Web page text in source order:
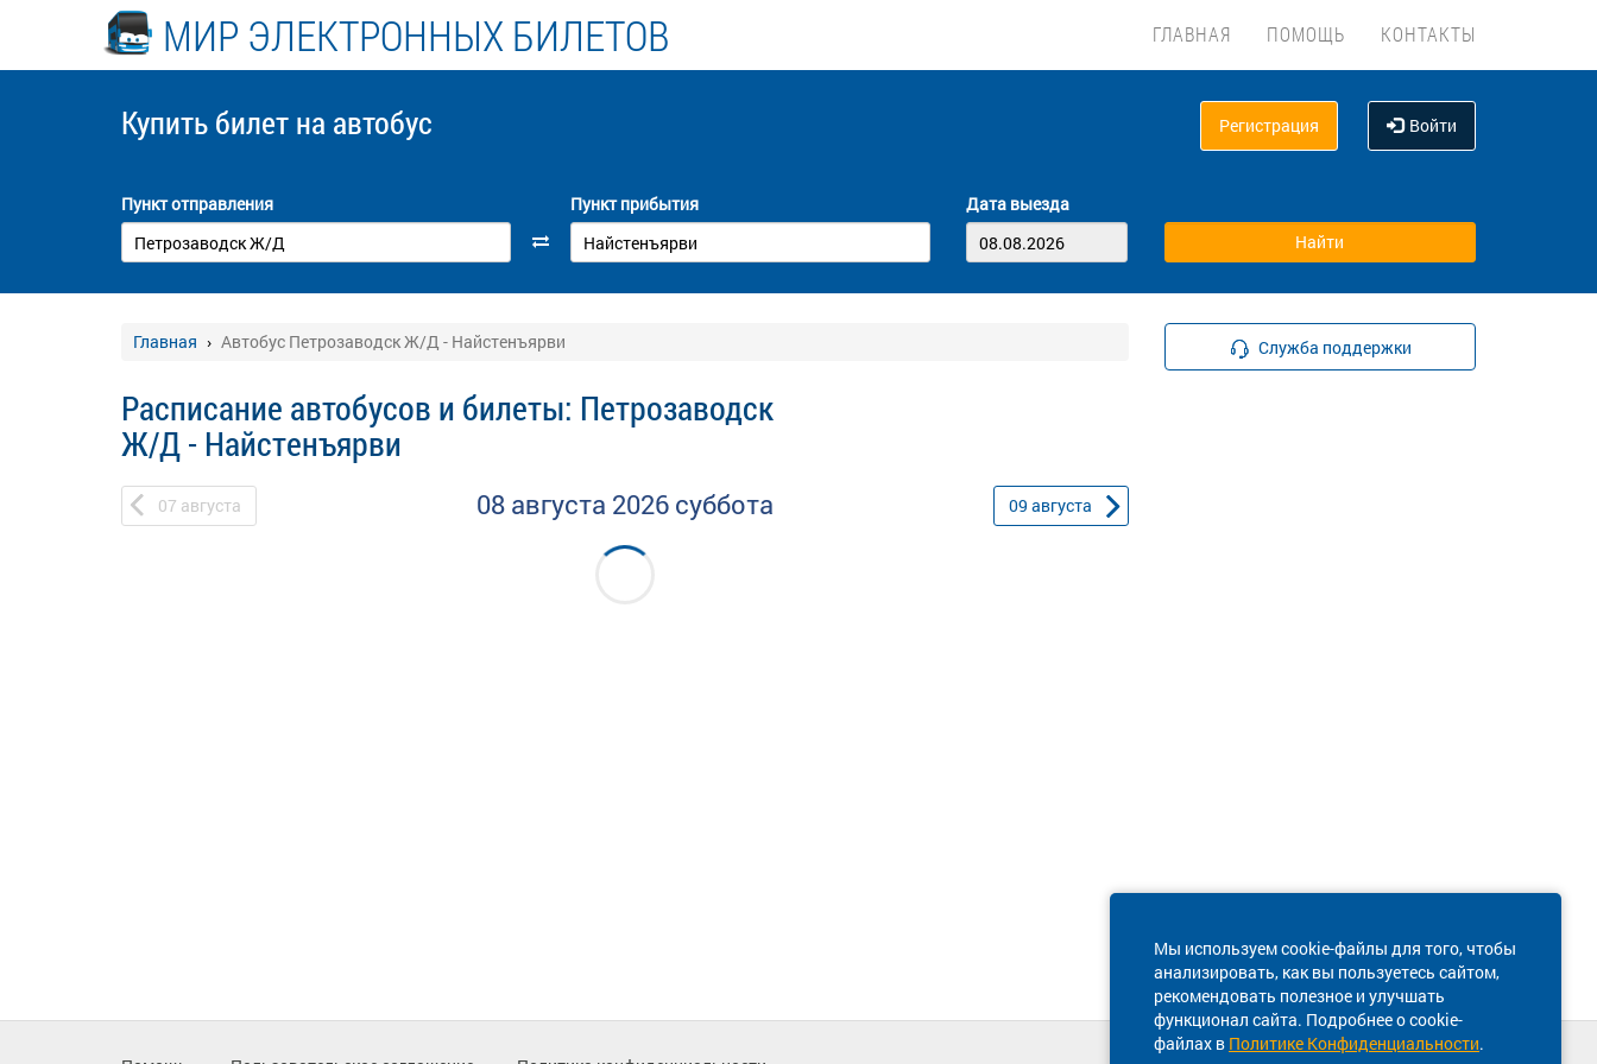
МИР ЭЛЕКТРОННЫХ БИЛЕТОВ ГЛАВНАЯ ПОМОЩЬ КОНТАКТЫ
Купить билет на автобус Регистрация Войти
Пункт отправления Пункт прибытия Дата выезда
Главная Автобус Петрозаводск Ж/Д - Найстенъярви
Расписание автобусов и билеты: Петрозаводск
Ж/Д - Найстенъярви
07 августа 08 августа 2026 суббота 09 августа
Служба поддержки
Мы используем cookie-файлы для того, чтобы
анализировать, как вы пользуетесь сайтом,
рекомендовать полезное и улучшать
функционал сайта. Подробнее о cookie-
файлах в Политике Конфиденциальности.